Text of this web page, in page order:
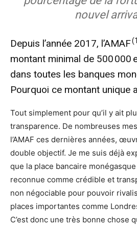
nouvel
Depuis l’année 2017, l’AMAF
montant minimal de 500 000
dans toutes les banques
Pourquoi ce montant unique
Tout simplement pour qu’il y ait
transparence. De nombreuses
l’AMAF ces dernières années,
double objectif. Je me suis déjà
que la place bancaire
reconnue comme crédible et
non négociable pour pouvoir
places importantes comme
C’est donc une très bonne chose